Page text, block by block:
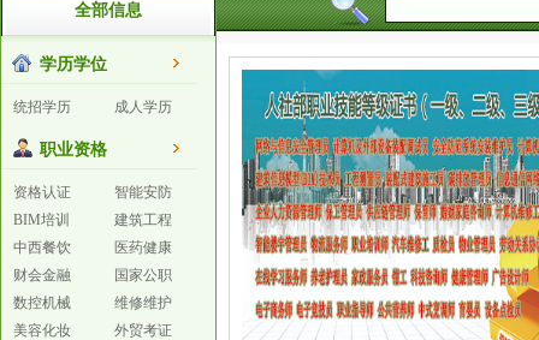
全部信息
学历学位
统招学历 成人学历
职业资格
资格认证
智能安防
BIM培训
建筑工程
中西餐饮
医药健康
财会金融
国家公职
数控机械
维修维护
美容化妆
外贸考证